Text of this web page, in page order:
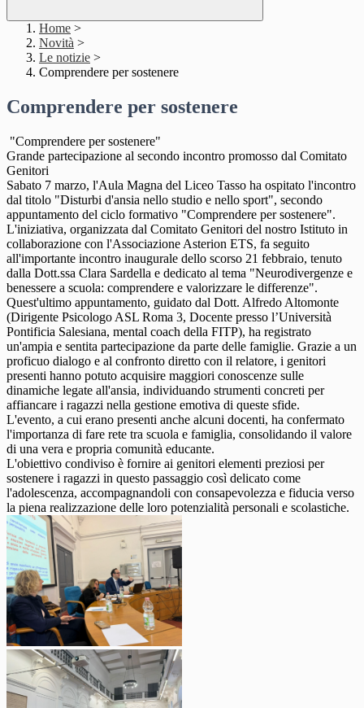
Home >
Novità >
Le notizie >
Comprendere per sostenere
Comprendere per sostenere
"Comprendere per sostenere"
Grande partecipazione al secondo incontro promosso dal Comitato
Genitori
Sabato 7 marzo, l'Aula Magna del Liceo Tasso ha ospitato l'incontro
dal titolo "Disturbi d'ansia nello studio e nello sport", secondo
appuntamento del ciclo formativo "Comprendere per sostenere".
L'iniziativa, organizzata dal Comitato Genitori del nostro Istituto in
collaborazione con l'Associazione Asterion ETS, fa seguito
all'importante incontro inaugurale dello scorso 21 febbraio, tenuto
dalla Dott.ssa Clara Sardella e dedicato al tema "Neurodivergenze e
benessere a scuola: comprendere e valorizzare le differenze".
Quest'ultimo appuntamento, guidato dal Dott. Alfredo Altomonte
(Dirigente Psicologo ASL Roma 3, Docente presso l’Università
Pontificia Salesiana, mental coach della FITP), ha registrato
un'ampia e sentita partecipazione da parte delle famiglie. Grazie a un
proficuo dialogo e al confronto diretto con il relatore, i genitori
presenti hanno potuto acquisire maggiori conoscenze sulle
dinamiche legate all'ansia, individuando strumenti concreti per
affiancare i ragazzi nella gestione emotiva di queste sfide.
L'evento, a cui erano presenti anche alcuni docenti, ha confermato
l'importanza di fare rete tra scuola e famiglia, consolidando il valore
di una vera e propria comunità educante.
L'obiettivo condiviso è fornire ai genitori elementi preziosi per
sostenere i ragazzi in questo passaggio così delicato come
l'adolescenza, accompagnandoli con consapevolezza e fiducia verso
la piena realizzazione delle loro potenzialità personali e scolastiche.